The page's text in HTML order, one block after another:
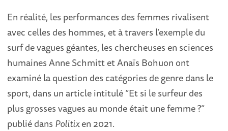
En réalité, les performances des femmes rivalisent
avec celles des hommes, et à travers l’exemple du
surf de vagues géantes, les chercheuses en sciences
humaines Anne Schmitt et Anaïs Bohuon ont
examiné la question des catégories de genre dans le
sport, dans un article intitulé “Et si le surfeur des
plus grosses vagues au monde était une femme ?”
publié dans Politixen 2021.